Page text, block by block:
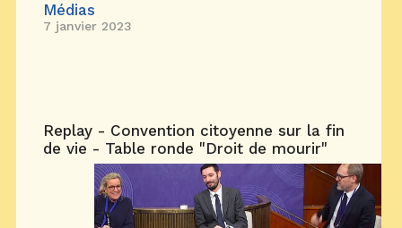
Médias
7 janvier 2023
Replay - Convention citoyenne sur la fin
de vie - Table ronde "Droit de mourir"